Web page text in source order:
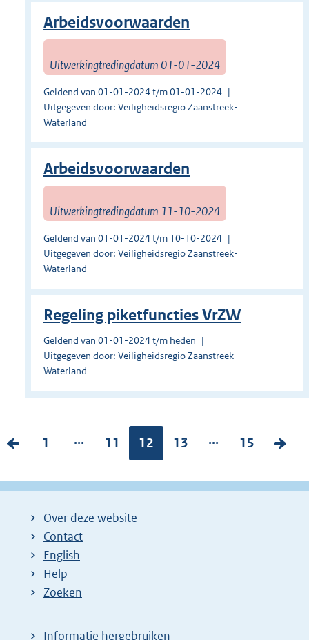
Arbeidsvoorwaarden
Uitwerkingtredingdatum 01-01-2024
Geldend van 01-01-2024 t/m 01-01-2024
Uitgegeven door: Veiligheidsregio Zaanstreek-
Waterland
Arbeidsvoorwaarden
Uitwerkingtredingdatum 11-10-2024
Geldend van 01-01-2024 t/m 10-10-2024
Uitgegeven door: Veiligheidsregio Zaanstreek-
Waterland
Regeling piketfuncties VrZW
Geldend van 01-01-2024 t/m heden
Uitgegeven door: Veiligheidsregio Zaanstreek-
Waterland
V
r
P
g
n
a
:
1 ...
P
g
n
11 Pagina:
12
P
g
13 ...
P
g
15
V
l
Over deze website
Contact
English
Help
Zoeken
Informatie hergebruiken